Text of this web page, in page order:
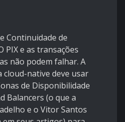
Continuidade de
PIX e as transações
não podem falhar. A
native deve usar
de Disponibilidade
Balancers (o que a
e o Vitor Santos